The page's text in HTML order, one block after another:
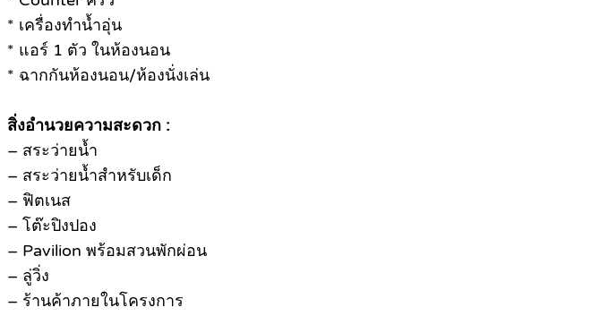
* เครื่องทำน้ำอุ่น
* แอร์ 1 ตัว ในห้องนอน
* ฉากกันห้องนอน/ห้องนั่งเล่น
สิ่งอำนวยความสะดวก :
– สระว่ายน้ำ
– สระว่ายน้ำสำหรับเด็ก
– ฟิตเนส
– โต๊ะปิงปอง
– Pavilion พร้อมสวนพักผ่อน
– ลู่วิ่ง
– ร้านค้าภายในโครงการ